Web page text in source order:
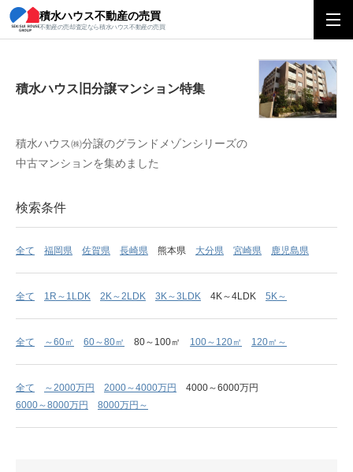
積水ハウス不動産の売買
不動産の売却査定なら積水ハウス不動産の売買
積水ハウス旧分譲マンション特集
積水ハウス旧分譲マンション特集
積水ハウス㈱分譲のグランドメゾンシリーズの
中古マンションを集めました
検索条件
全て 福岡県 佐賀県 長崎県 熊本県 大分県 宮崎県 鹿児島県
全て 1R～1LDK 2K～2LDK 3K～3LDK 4K～4LDK 5K～
全て ～60㎡ 60～80㎡ 80～100㎡ 100～120㎡ 120㎡～
全て ～2000万円 2000～4000万円
4000～6000万円
6000～8000万円
8000万円～